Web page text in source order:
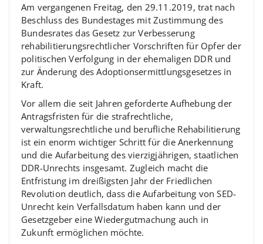
Am vergangenen Freitag, den 29.11.2019, trat nach
Beschluss des Bundestages mit Zustimmung des
Bundesrates das Gesetz zur Verbesserung
rehabilitierungsrechtlicher Vorschriften für Opfer der
politischen Verfolgung in der ehemaligen DDR und
zur Änderung des Adoptionsermittlungsgesetzes in
Kraft.
Vor allem die seit Jahren geforderte Aufhebung der
Antragsfristen für die strafrechtliche,
verwaltungsrechtliche und berufliche Rehabilitierung
ist ein enorm wichtiger Schritt für die Anerkennung
und die Aufarbeitung des vierzigjährigen, staatlichen
DDR-Unrechts insgesamt. Zugleich macht die
Entfristung im dreißigsten Jahr der Friedlichen
Revolution deutlich, dass die Aufarbeitung von SED-
Unrecht kein Verfallsdatum haben kann und der
Gesetzgeber eine Wiedergutmachung auch in
Zukunft ermöglichen möchte.